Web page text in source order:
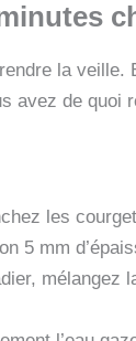
la veille.
avez de quoi
les
5 mm
mélangez